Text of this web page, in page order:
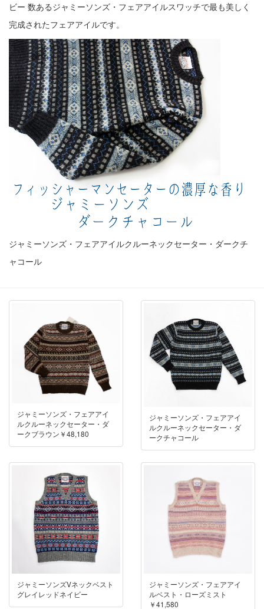
ビー 数あるジャミーソンズ・フェアアイルスワッチで最も美しく
完成されたフェアアイルです。
ジャミーソンズ・フェアアイルクルーネックセーター・ダークチ
ャコール
ジャミーソンズ・フェアアイ
ルクルーネックセーター・ダ
ークブラウン￥48,180
ジャミーソンズ・フェアアイ
ルクルーネックセーター・ダ
ークチャコール
ジャミーソンズVネックベスト
グレイレッドネイビー
ジャミーソンズ・フェアアイ
ルベスト・ローズミスト
￥41,580